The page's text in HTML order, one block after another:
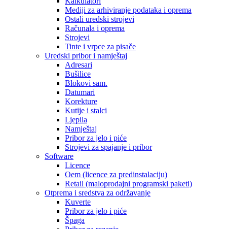
Mediji za arhiviranje podataka i oprema
Ostali uredski strojevi
Računala i oprema
Strojevi
Tinte i vrpce za pisače
Uredski pribor i namještaj
Adresari
Bušilice
Blokovi sam.
Datumari
Korekture
Kutije i stalci
Ljepila
Namještaj
Pribor za jelo i piće
Strojevi za spajanje i pribor
Software
Licence
Oem (licence za predinstalaciju)
Retail (maloprodajni programski paketi)
Otprema i sredstva za održavanje
Kuverte
Pribor za jelo i piće
Špaga